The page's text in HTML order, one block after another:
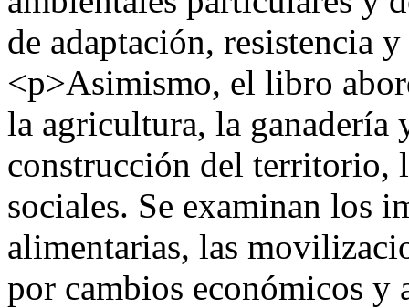
de adaptación, resistencia
<p>Asimismo, el libro
la agricultura, la
construcción del territorio,
sociales. Se examinan los
alimentarias, las
por cambios económicos y